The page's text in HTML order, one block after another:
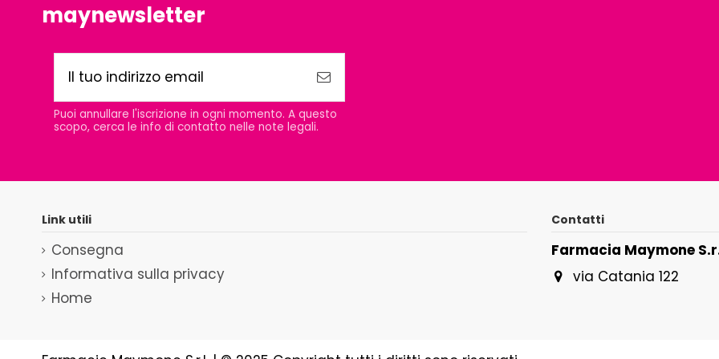
maynewsletter
Puoi annullare l'iscrizione in ogni momento. A questo
scopo, cerca le info di contatto nelle note legali.
Link utili
Consegna
Informativa sulla privacy
Home
Contatti
Farmacia Maymone
via Catania 122